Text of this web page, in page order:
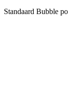
Standaard Bubble